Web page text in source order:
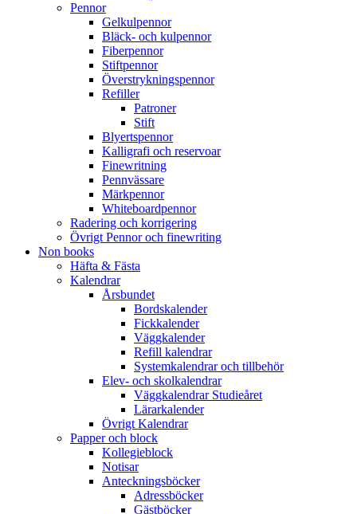
Pennor
Gelkulpennor
Bläck- och kulpennor
Fiberpennor
Stiftpennor
Överstrykningspennor
Refiller
Patroner
Stift
Blyertspennor
Kalligrafi och reservoar
Finewritning
Pennvässare
Märkpennor
Whiteboardpennor
Radering och korrigering
Övrigt Pennor och finewriting
Non books
Häfta & Fästa
Kalendrar
Årsbundet
Bordskalender
Fickkalender
Väggkalender
Refill kalendrar
Systemkalendrar och tillbehör
Elev- och skolkalendrar
Väggkalendrar Studieåret
Lärarkalender
Övrigt Kalendrar
Papper och block
Kollegieblock
Notisar
Anteckningsböcker
Adressböcker
Gästböcker